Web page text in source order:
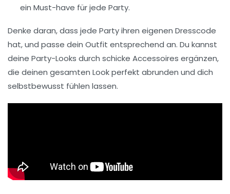
ein Must-have für jede Party.
Denke daran, dass jede Party ihren eigenen Dresscode
hat, und passe dein Outfit entsprechend an. Du kannst
deine Party-Looks durch schicke Accessoires ergänzen,
die deinen gesamten Look perfekt abrunden und dich
selbstbewusst fühlen lassen.